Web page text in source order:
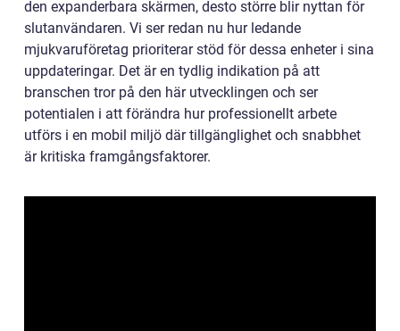
den expanderbara skärmen, desto större blir nyttan för
slutanvändaren. Vi ser redan nu hur ledande
mjukvaruföretag prioriterar stöd för dessa enheter i sina
uppdateringar. Det är en tydlig indikation på att
branschen tror på den här utvecklingen och ser
potentialen i att förändra hur professionellt arbete
utförs i en mobil miljö där tillgänglighet och snabbhet
är kritiska framgångsfaktorer.